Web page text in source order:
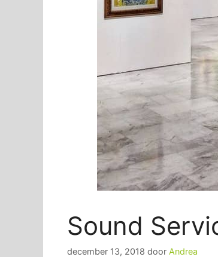
Sound
december 13, 2018 door Andrea